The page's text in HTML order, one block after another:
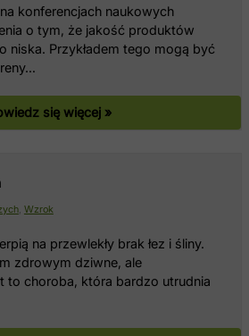
konferencjach naukowych
o tym, że jakość produktów
niska. Przykładem tego mogą być
się więcej »
, Wzrok
na przewlekły brak łez i śliny.
zdrowym dziwne, ale
to choroba, która bardzo utrudnia